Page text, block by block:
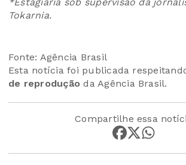
*Estagiária sob supervisão da
Tokarnia.
Fonte: Agência Brasil
Esta notícia foi publicada
de reprodução da Agência Brasil.
Compartilhe essa